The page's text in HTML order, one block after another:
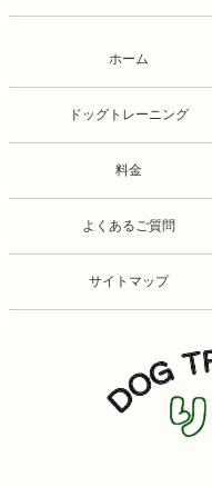
ホーム
ドッグトレーニング
料金
よくあるご質問
サイトマップ